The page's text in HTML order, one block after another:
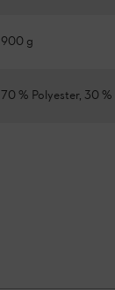
900 g
70 % Polyester, 30